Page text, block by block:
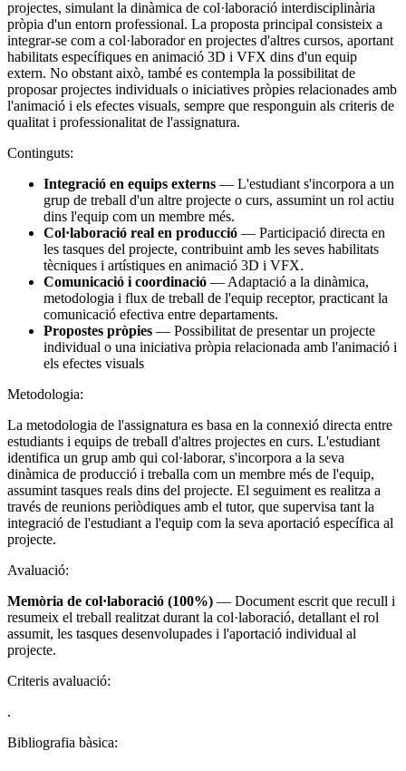
projectes, simulant la dinàmica de col·laboració interdisciplinària
pròpia d'un entorn professional. La proposta principal consisteix a
integrar-se com a col·laborador en projectes d'altres cursos, aportant
habilitats específiques en animació 3D i VFX dins d'un equip
extern. No obstant això, també es contempla la possibilitat de
proposar projectes individuals o iniciatives pròpies relacionades amb
l'animació i els efectes visuals, sempre que responguin als criteris de
qualitat i professionalitat de l'assignatura.
Continguts:
Integració en equips externs — L'estudiant s'incorpora a un
grup de treball d'un altre projecte o curs, assumint un rol actiu
dins l'equip com un membre més.
Col·laboració real en producció — Participació directa en
les tasques del projecte, contribuint amb les seves habilitats
tècniques i artístiques en animació 3D i VFX.
Comunicació i coordinació — Adaptació a la dinàmica,
metodologia i flux de treball de l'equip receptor, practicant la
comunicació efectiva entre departaments.
Propostes pròpies — Possibilitat de presentar un projecte
individual o una iniciativa pròpia relacionada amb l'animació i
els efectes visuals
Metodologia:
La metodologia de l'assignatura es basa en la connexió directa entre
estudiants i equips de treball d'altres projectes en curs. L'estudiant
identifica un grup amb qui col·laborar, s'incorpora a la seva
dinàmica de producció i treballa com un membre més de l'equip,
assumint tasques reals dins del projecte. El seguiment es realitza a
través de reunions periòdiques amb el tutor, que supervisa tant la
integració de l'estudiant a l'equip com la seva aportació específica al
projecte.
Avaluació:
Memòria de col·laboració (100%) — Document escrit que recull i
resumeix el treball realitzat durant la col·laboració, detallant el rol
assumit, les tasques desenvolupades i l'aportació individual al
projecte.
Criteris avaluació:
.
Bibliografia bàsica: